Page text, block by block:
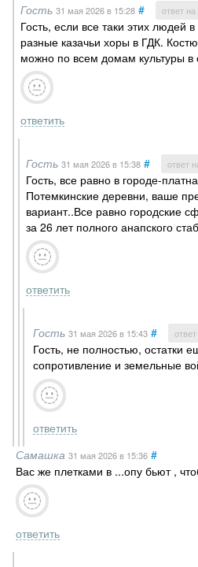
Гость 31 мая 2026в 15:28 # ответ
Гость, если все таки этих людей
разные казачьи хоры в ГДК.
можно по всем домам культуры в
ответить
Гость 31 мая 2026в 15:38 # ответ
Гость, все равно в городе-
Потемкинские деревни, ваше
вариант..Все равно городские
за 26 лет полного анапского
ответить
Гость 31 мая 2026в 15:43 #
Гость, не полностью, остатки
сопротивление и земельные
ответить
Самашка 31 мая 2026в 15:36 #
Вас же плетками в ...опу бьют ,
ответить